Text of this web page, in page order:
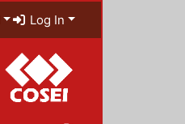
Log In